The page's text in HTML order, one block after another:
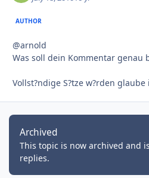
AUTHOR
@arnold
Was soll dein Kommentar genau
Vollst?ndige S?tze w?rden
Archived
This topic is now archived and
replies.